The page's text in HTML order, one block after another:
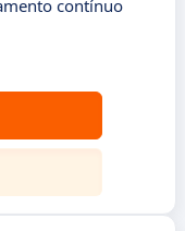
contínuo